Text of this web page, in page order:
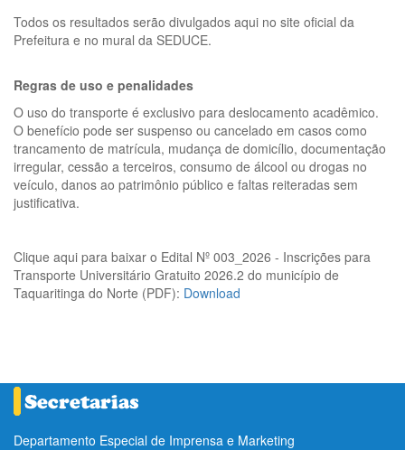
Todos os resultados serão divulgados aqui no site oficial da
Prefeitura e no mural da SEDUCE.
Regras de uso e penalidades
O uso do transporte é exclusivo para deslocamento acadêmico.
O benefício pode ser suspenso ou cancelado em casos como
trancamento de matrícula, mudança de domicílio, documentação
irregular, cessão a terceiros, consumo de álcool ou drogas no
veículo, danos ao patrimônio público e faltas reiteradas sem
justificativa.
Clique aqui para baixar o Edital Nº 003_2026 - Inscrições para
Transporte Universitário Gratuito 2026.2 do município de
Taquaritinga do Norte (PDF): Download
Departamento Especial de Imprensa e Marketing